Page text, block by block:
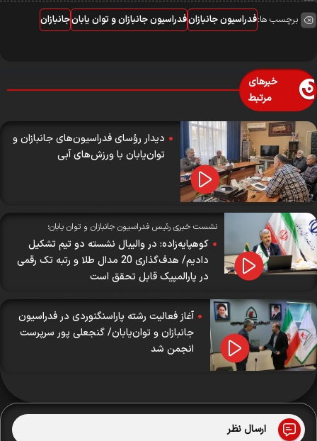
برچسب ها:فدراسیون جانبازانفدراسیون جانبازان و توان یابانجانبازان
خبرهای
مرتبط
دیدار رؤسای فدراسیون‌های جانبازان و
توان‌یابان با ورزش‌های آبی
نشست خبری رئیس فدراسیون جانبازان و توان یابان؛
کوهپایه‌زاده: در والیبال نشسته دو تیم تشکیل
دادیم/ هدف‌گذاری 20 مدال طلا و رتبه تک رقمی
در پارالمپیک قابل تحقق است
آغاز فعالیت رشته پاراسنگنوردی در فدراسیون
جانبازان و توان‌یابان/ گنجعلی پور سرپرست
انجمن شد
ارسال نظر